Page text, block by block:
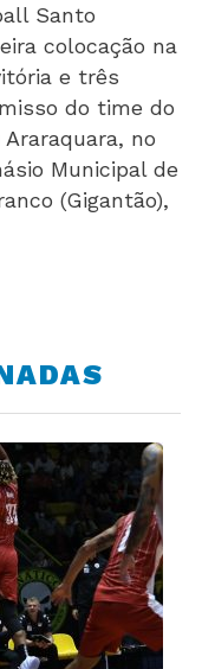
Santo
colocação na
e três
do time do
no
Municipal de
(Gigantão),